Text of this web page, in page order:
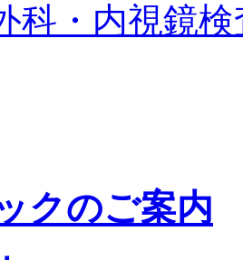
科・内視鏡検
クのご案内